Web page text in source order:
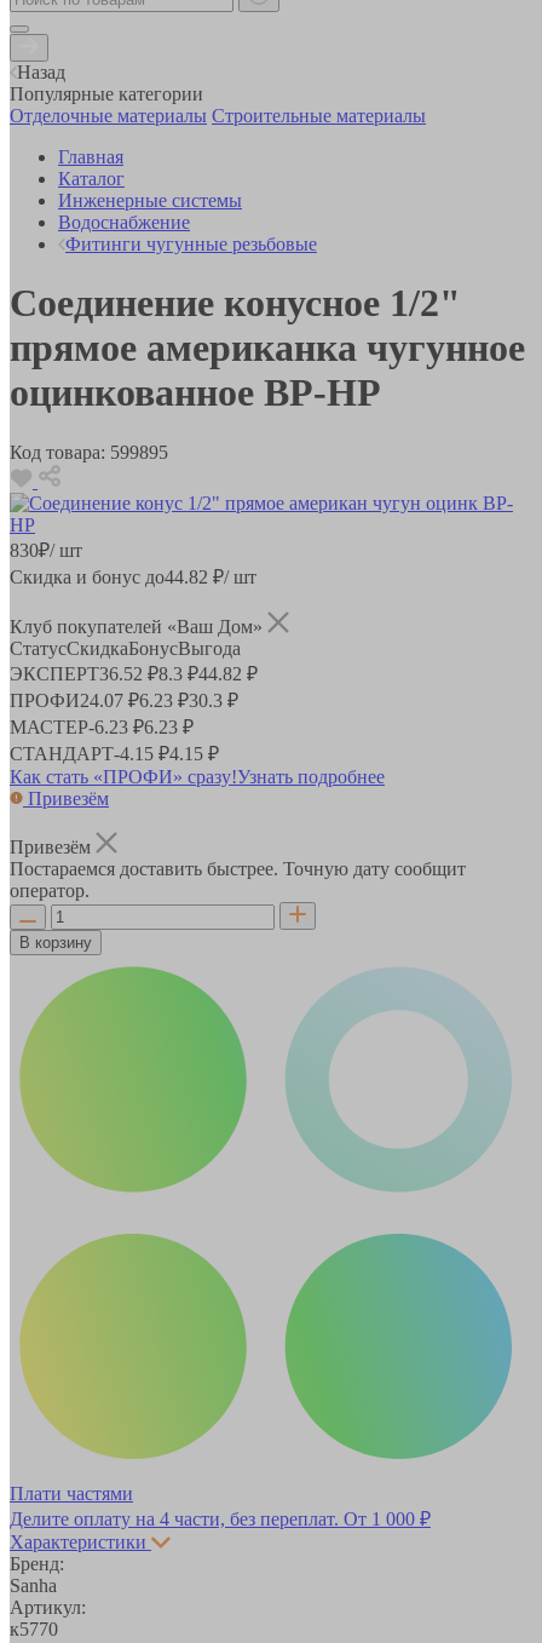
Назад
Популярные категории
Отделочные материалы Строительные материалы
Главная
Каталог
Инженерные системы
Водоснабжение
Фитинги чугунные резьбовые
Соединение конусное 1/2"
прямое американка чугунное
оцинкованное ВР-НР
Код товара: 599895
830₽/ шт
Скидка и бонус до44.82 ₽/ шт
Клуб покупателей «Ваш Дом»
СтатусСкидкаБонусВыгода
ЭКСПЕРТ36.52 ₽8.3 ₽44.82 ₽
ПРОФИ24.07 ₽6.23 ₽30.3 ₽
МАСТЕР-6.23 ₽6.23 ₽
СТАНДАРТ-4.15 ₽4.15 ₽
Как стать «ПРОФИ» сразу!Узнать подробнее
Привезём
Привезём
Постараемся доставить быстрее. Точную дату сообщит
оператор.
В корзину
Плати частями
Делите оплату на 4 части, без переплат. От 1 000 ₽
Характеристики
Бренд:
Sanha
Артикул:
к5770